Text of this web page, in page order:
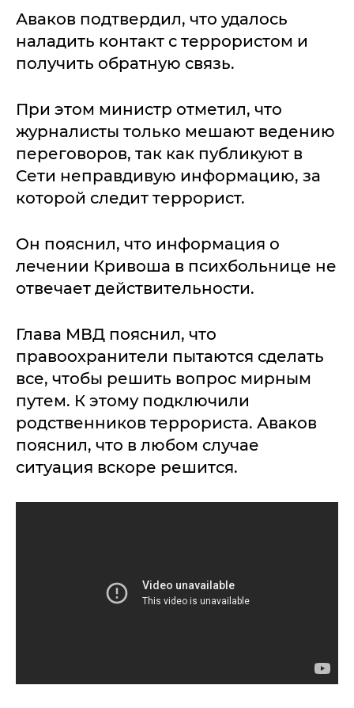
Аваков подтвердил, что удалось
наладить контакт с террористом и
получить обратную связь.
При этом министр отметил, что
журналисты только мешают ведению
переговоров, так как публикуют в
Сети неправдивую информацию, за
которой следит террорист.
Он пояснил, что информация о
лечении Кривоша в психбольнице не
отвечает действительности.
Глава МВД пояснил, что
правоохранители пытаются сделать
все, чтобы решить вопрос мирным
путем. К этому подключили
родственников террориста. Аваков
пояснил, что в любом случае
ситуация вскоре решится.